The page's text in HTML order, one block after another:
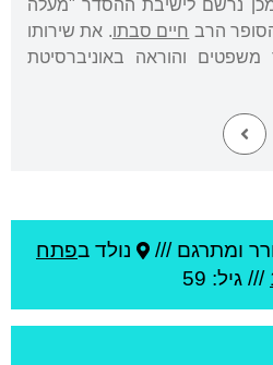
נרשם לישיבת ההסדר "מעלה
הרב חיים סבתו. את שירותו
והוראה באוניברסיטת
ומתרגם /// נולד בפתח
/// גיל: 59